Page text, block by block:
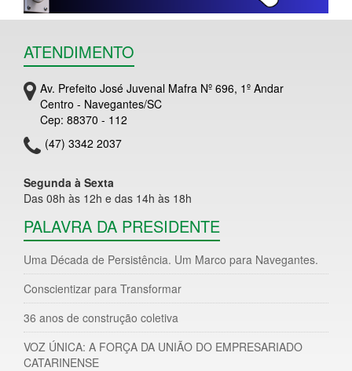
ATENDIMENTO
Av. Prefeito José Juvenal Mafra Nº 696, 1º Andar
Centro - Navegantes/SC
Cep: 88370 - 112
(47) 3342 2037
Segunda à Sexta
Das 08h às 12h e das 14h às 18h
PALAVRA DA PRESIDENTE
Uma Década de Persistência. Um Marco para Navegantes.
Conscientizar para Transformar
36 anos de construção coletiva
VOZ ÚNICA: A FORÇA DA UNIÃO DO EMPRESARIADO
CATARINENSE